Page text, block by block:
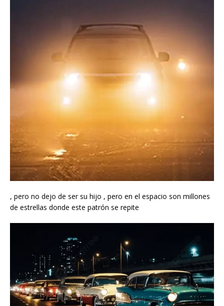
, pero no dejo de ser su hijo , pero en el espacio son millones
de estrellas donde este patrón se repite